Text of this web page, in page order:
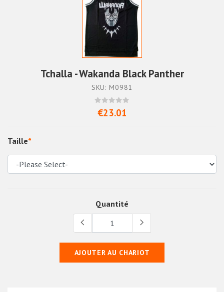
Tchalla - Wakanda Black Panther
SKU: M0981
€23.01
Taille*
Quantité
AJOUTER AU CHARIOT